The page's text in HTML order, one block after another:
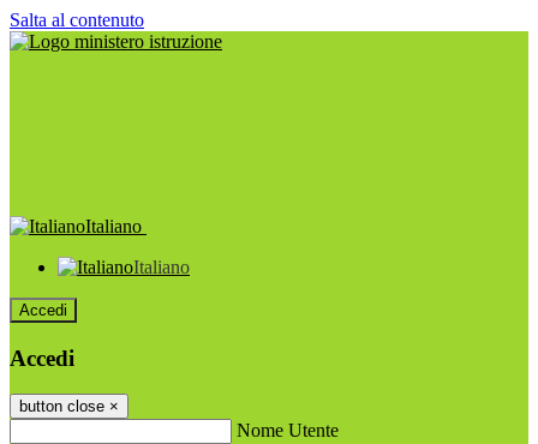
Salta al contenuto
Italiano
Italiano
Accedi
Accedi
button close ×
Nome Utente